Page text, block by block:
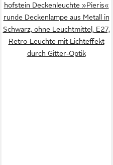
hofstein Deckenleuchte »Pieris«
runde Deckenlampe aus Metall in
Schwarz, ohne Leuchtmittel, E27,
Retro-Leuchte mit Lichteffekt
durch Gitter-Optik